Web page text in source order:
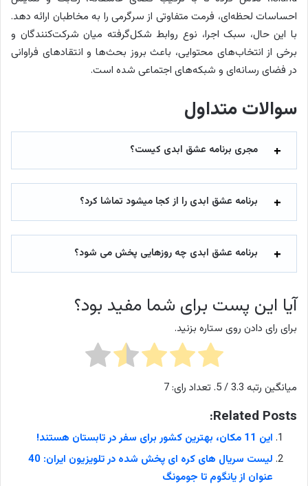
احساسات لحظه‌ای، فرمت متفاوتی از سرگرمی را به مخاطبان ارائه دهد.
با این حال، سبک اجرا، نوع روابط شکل‌گرفته میان شرکت‌کنندگان و
برخی از انتخاب‌های محتوایی، باعث بروز بحث‌ها و انتقادهای فراوانی
در فضای رسانه‌ای و شبکه‌های اجتماعی شده است.
سوالات متداول
مجری برنامه عشق ابدی کیست؟
برنامه عشق ابدی را از کجا میشود تماشا کرد؟
برنامه عشق ابدی چه روزهایی پخش می شود؟
آیا این پست برای شما مفید بود؟
برای رای دادن روی ستاره بزنید.
میانگین رتبه 3.3/ 5. تعداد رای: 7
Related Posts:
این 11 مکان، بهترین کشور برای سفر در تابستان هستند!
لیست سریال های کره ای پخش شده در تلویزیون ایران: 40
عنوان از یانگوم تا جومونگ